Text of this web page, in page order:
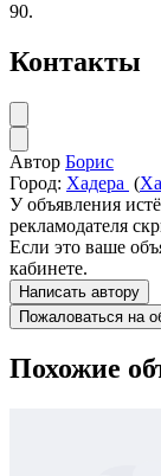
90.
Контакты
Автор Борис
Город: Хадера (
У объявления
рекламодателя
Если это ваше
кабинете.
Написать автору
Пожаловаться на
Похожие